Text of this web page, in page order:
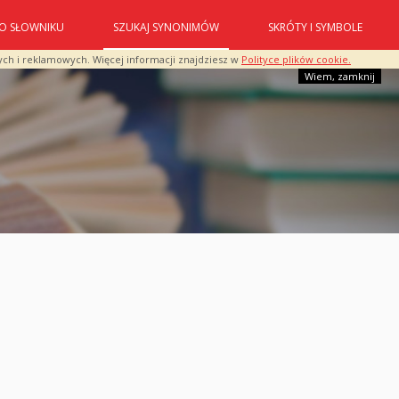
i reklamowych. Więcej informacji znajdziesz w Polityce plików cookie.
Wiem, zamknij
O SŁOWNIKU SZUKAJ SYNONIMÓW SKRÓTY I SYMBOLE